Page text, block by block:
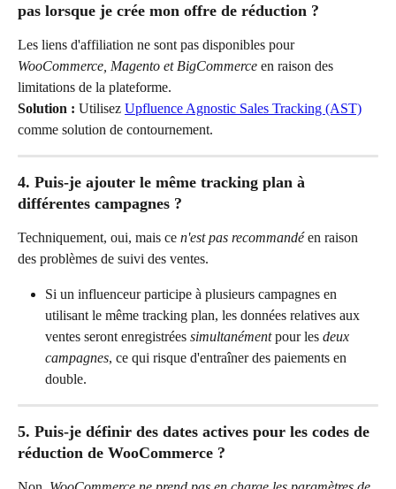
pas lorsque je crée mon offre de réduction ?
Les liens d'affiliation ne sont pas disponibles pour
WooCommerce, Magento et BigCommerce en raison des
limitations de la plateforme.
Solution : Utilisez Upfluence Agnostic Sales Tracking (AST)
comme solution de contournement.
4. Puis-je ajouter le même tracking plan à
différentes campagnes ?
Techniquement, oui, mais ce n'est pas recommandé en raison
des problèmes de suivi des ventes.
Si un influenceur participe à plusieurs campagnes en
utilisant le même tracking plan, les données relatives aux
ventes seront enregistrées simultanément pour les deux
campagnes, ce qui risque d'entraîner des paiements en
double.
5. Puis-je définir des dates actives pour les codes de
réduction de WooCommerce ?